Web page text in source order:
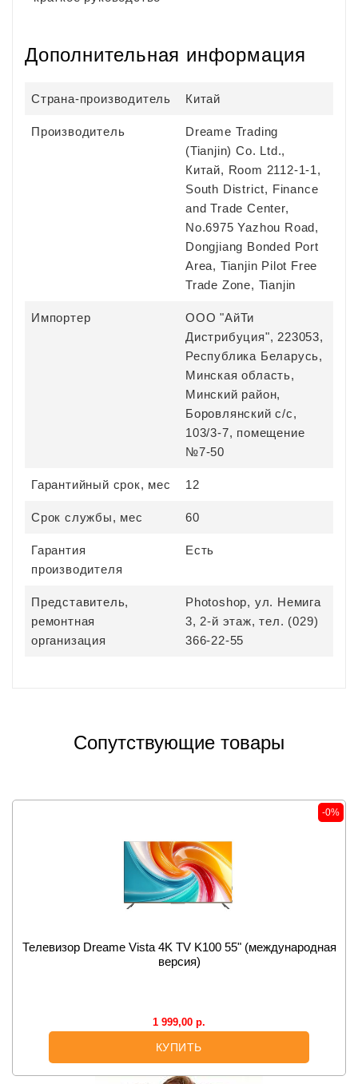
Дополнительная информация
Страна-производитель Китай
Производитель
Dreame Trading
(Tianjin) Co. Ltd.,
Китай, Room 2112-1-1,
South District, Finance
and Trade Center,
No.6975 Yazhou Road,
Dongjiang Bonded Port
Area, Tianjin Pilot Free
Trade Zone, Tianjin
Импортер
ООО "АйТи
Дистрибуция", 223053,
Республика Беларусь,
Минская область,
Минский район,
Боровлянский с/с,
103/3-7, помещение
№7-50
Гарантийный срок, мес 12
Срок службы, мес 60
Гарантия
производителя
Есть
Представитель,
ремонтная
организация
Photoshop, ул. Немига
3, 2-й этаж, тел. (029)
366-22-55
Сопутствующие товары
-0%
Телевизор Dreame Vista 4K TV K100 55" (международная
версия)
1 999,00 р.
КУПИТЬ